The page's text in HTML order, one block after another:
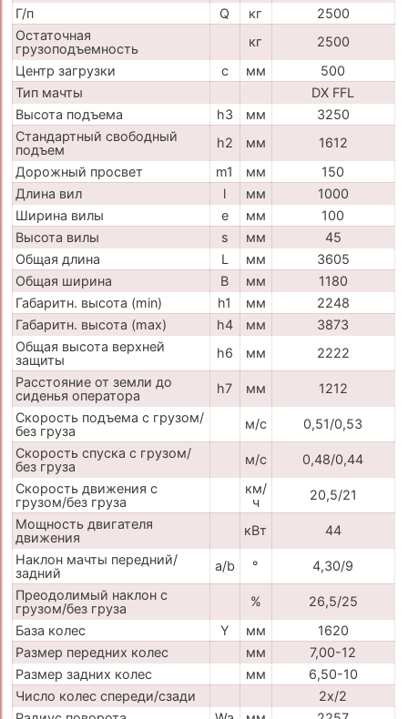
Г/п
Q кг
2500
Остаточная
грузоподъемность
кг
2500
Центр загрузки
c мм
500
Тип мачты
DX FFL
Высота подъема
h3 мм
3250
Стандартный свободный
подъем
h2 мм
1612
Дорожный просвет
m1 мм
150
Длина вил
l мм
1000
Ширина вилы
e мм
100
Высота вилы
s мм
45
Общая длина
L мм
3605
Общая ширина
B мм
1180
Габаритн. высота (min)
h1 мм
2248
Габаритн. высота (max)
h4 мм
3873
Общая высота верхней
защиты
h6 мм
2222
Расстояние от земли до
сиденья оператора
h7 мм
1212
Скорость подъема с грузом/
без груза
м/с
0,51/0,53
Скорость спуска с грузом/
без груза
м/с
0,48/0,44
Скорость движения с
грузом/без груза
км/
ч
20,5/21
Мощность двигателя
движения
кВт
44
Наклон мачты передний/
задний
a/b °
4,30/9
Преодолимый наклон с
грузом/без груза
%
26,5/25
База колес
Y мм
1620
Размер передних колес
мм
7,00-12
Размер задних колес
мм
6,50-10
Число колес спереди/сзади
2x/2